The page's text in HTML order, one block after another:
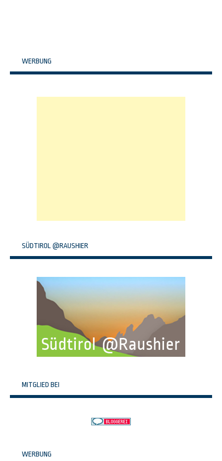
WERBUNG
SÜDTIROL @RAUSHIER
MITGLIED BEI
WERBUNG